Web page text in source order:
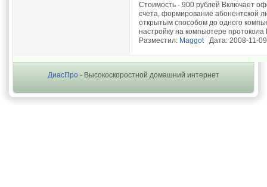
Стоимость - 900 рублей Включает
счета, формирование абонентской
открытым способом до одного
настройку на компьютере
Разместил: MaggotДата: 2008-11-
ДиасПро - Высокоскоростной домашний интернет